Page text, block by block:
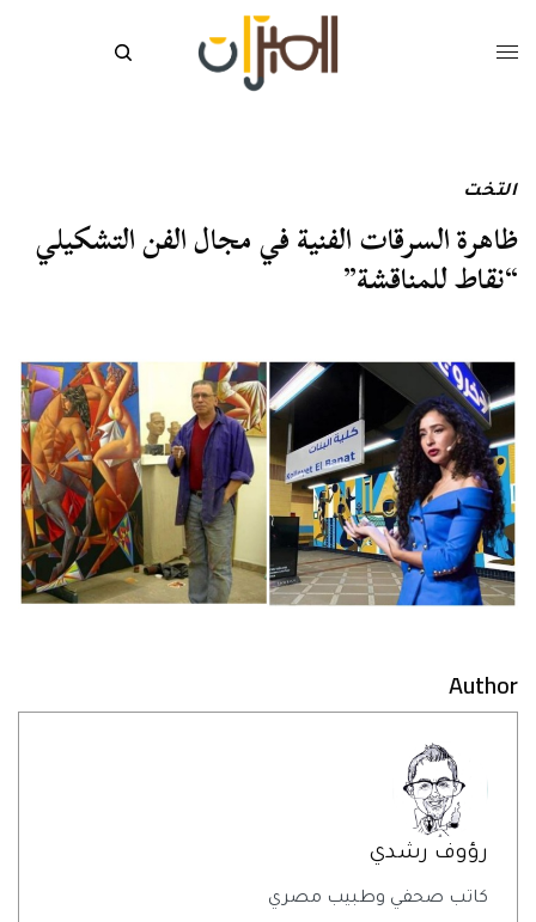
التخت
ظاهرة السرقات الفنية في مجال الفن التشكيلي
“نقاط للمناقشة”
Author
رؤوف رشدي
كاتب صحفي وطبيب مصري